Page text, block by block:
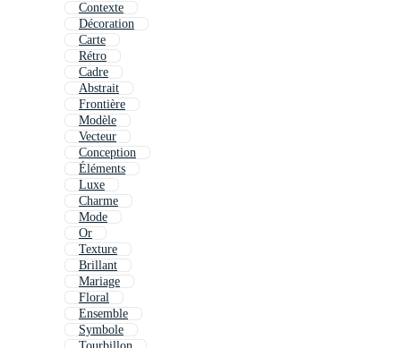
Contexte
Décoration
Carte
Rétro
Cadre
Abstrait
Frontière
Modèle
Vecteur
Conception
Éléments
Luxe
Charme
Mode
Or
Texture
Brillant
Mariage
Floral
Ensemble
Symbole